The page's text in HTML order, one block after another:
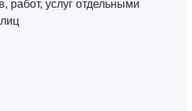
работ, услуг отдельными